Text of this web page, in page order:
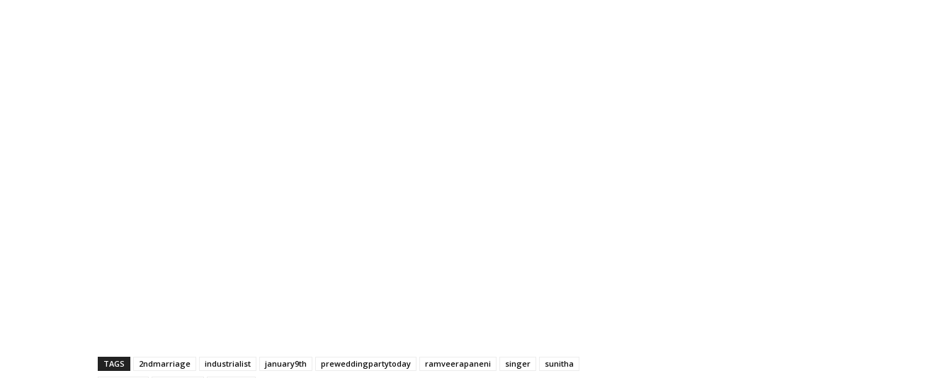
TAGS 2ndmarriage industrialist january9th preweddingpartytoday ramveerapaneni singer
sunitha